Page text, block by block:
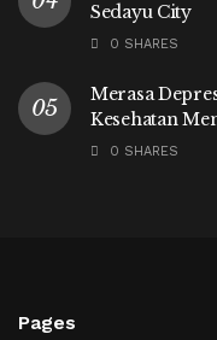
Sedayu City
0 SHARES
Merasa
Kesehatan
0 SHARES
Pages